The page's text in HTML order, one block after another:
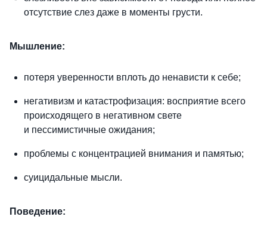
отсутствие слез даже в моменты грусти.
Мышление:
потеря уверенности вплоть до ненависти к себе;
негативизм и катастрофизация: восприятие всего
происходящего в негативном свете
и пессимистичные ожидания;
проблемы с концентрацией внимания и памятью;
суицидальные мысли.
Поведение: